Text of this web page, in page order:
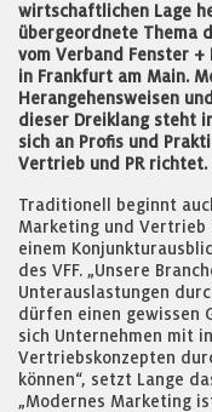
wirtschaftlichen Lage
übergeordnete Thema
vom Verband Fenster +
in Frankfurt am Main.
Herangehensweisen
dieser Dreiklang steht
sich an Profis und
Vertrieb und PR richtet.
Traditionell beginnt
Marketing und Vertrieb
einem
des VFF. „Unsere
Unterauslastungen
dürfen einen gewissen
sich Unternehmen mit
Vertriebskonzepten
können“, setzt Lange
„Modernes Marketing